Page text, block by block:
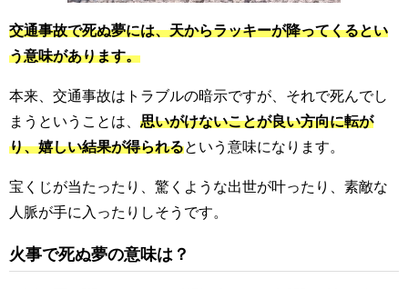
交通事故で死ぬ夢には、天からラッキーが降ってくるとい
う意味があります。
本来、交通事故はトラブルの暗示ですが、それで死んでし
まうということは、 思いがけないことが良い方向に転が
り、嬉しい結果が得られるという意味になります。
宝くじが当たったり、驚くような出世が叶ったり、素敵な
人脈が手に入ったりしそうです。
火事で死ぬ夢の意味は？